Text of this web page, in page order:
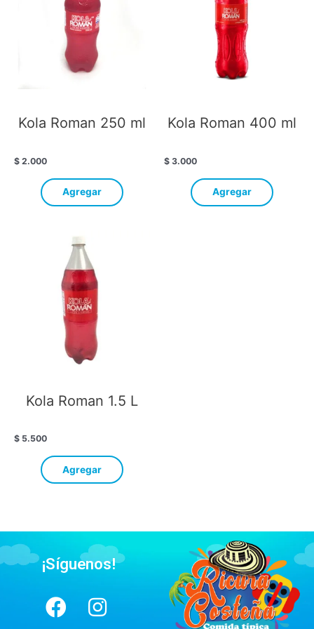
Kola Roman 250 ml
$ 2.000
Agregar
Kola Roman 400 ml
$ 3.000
Agregar
Kola Roman 1.5 L
$ 5.500
Agregar
¡Síguenos!